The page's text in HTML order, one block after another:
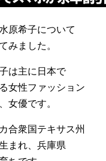
原希子について
みました。
は主に日本で
女性ファッション
女優です。
合衆国テキサス州
まれ、兵庫県